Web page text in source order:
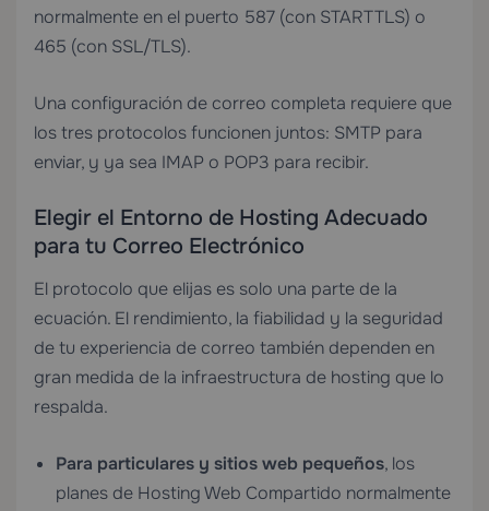
normalmente en el puerto 587 (con STARTTLS) o
465 (con SSL/TLS).
Una configuración de correo completa requiere que
los tres protocolos funcionen juntos: SMTP para
enviar, y ya sea IMAP o POP3 para recibir.
Elegir el Entorno de Hosting Adecuado
para tu Correo Electrónico
El protocolo que elijas es solo una parte de la
ecuación. El rendimiento, la fiabilidad y la seguridad
de tu experiencia de correo también dependen en
gran medida de la infraestructura de hosting que lo
respalda.
Para particulares y sitios web pequeños, los
planes de Hosting Web Compartido normalmente